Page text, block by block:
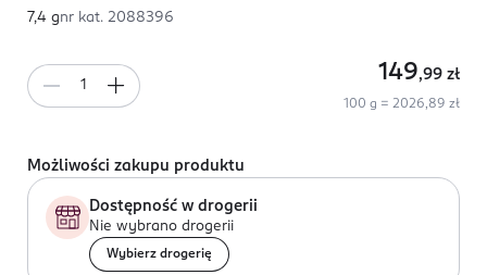
7,4 gnr kat. 2088396
149,99 zł
100 g = 2026,89 zł
Możliwości zakupu produktu
Dostępność w drogerii
Nie wybrano drogerii
Wybierz drogerię